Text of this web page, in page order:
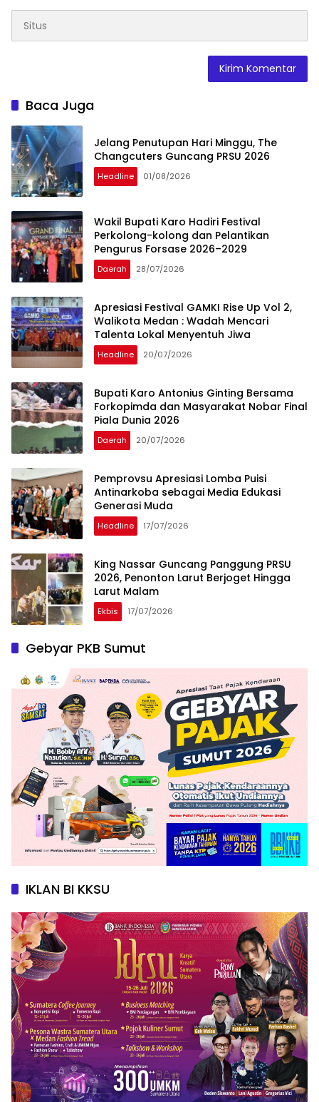
Baca Juga
Jelang Penutupan Hari Minggu, The
Changcuters Guncang PRSU 2026
Headline 01/08/2026
Wakil Bupati Karo Hadiri Festival
Perkolong-kolong dan Pelantikan
Pengurus Forsase 2026–2029
Daerah 28/07/2026
Apresiasi Festival GAMKI Rise Up Vol 2,
Walikota Medan : Wadah Mencari
Talenta Lokal Menyentuh Jiwa
Headline 20/07/2026
Bupati Karo Antonius Ginting Bersama
Forkopimda dan Masyarakat Nobar Final
Piala Dunia 2026
Daerah 20/07/2026
Pemprovsu Apresiasi Lomba Puisi
Antinarkoba sebagai Media Edukasi
Generasi Muda
Headline 17/07/2026
King Nassar Guncang Panggung PRSU
2026, Penonton Larut Berjoget Hingga
Larut Malam
Ekbis 17/07/2026
Gebyar PKB Sumut
IKLAN BI KKSU